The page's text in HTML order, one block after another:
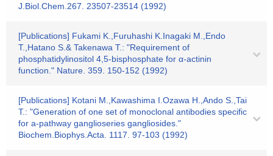
J.Biol.Chem.267. 23507-23514 (1992)
[Publications] Fukami K.,Furuhashi K.Inagaki M.,Endo
T.,Hatano S.& Takenawa T.: "Requirement of
phosphatidylinositol 4,5-bisphosphate for α-actinin
function." Nature. 359. 150-152 (1992)
[Publications] Kotani M.,Kawashima I.Ozawa H.,Ando S.,Tai
T.: "Generation of one set of monoclonal antibodies specific
for a-pathway ganglioseries gangliosides."
Biochem.Biophys.Acta. 1117. 97-103 (1992)